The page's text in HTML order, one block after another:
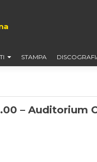
STAMPA
– Auditorium